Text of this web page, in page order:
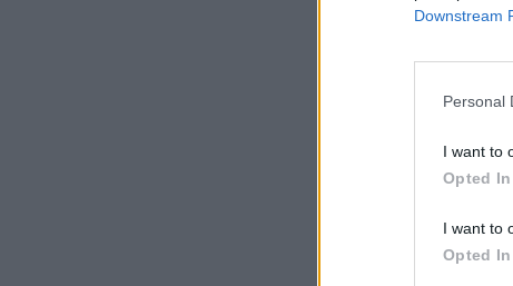
Downstream
Personal
I want to
Opted In
I want to
Opted In